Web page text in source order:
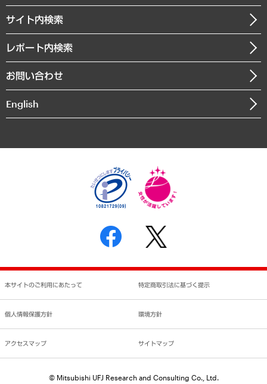
まちづくり・観光・交通・スポーツ・スマートシティ
自然資源・農林水産業・食料システム
受託・受注実績（官公庁関連）
メディア掲載・出演
沿革
組織図・本部部室紹介
インドネシア現地法人
個人情報保護方針
反社会的勢力に対する基本方針
書面による個人情報の開示等の請求の手続きについて
お知らせ
サイト内検索
レポート内検索
お問い合わせ
English
本サイトのご利用にあたって 特定商取引法に基づく提示
個人情報保護方針 環境方針
アクセスマップ サイトマップ
© Mitsubishi UFJ Research and Consulting Co., Ltd.